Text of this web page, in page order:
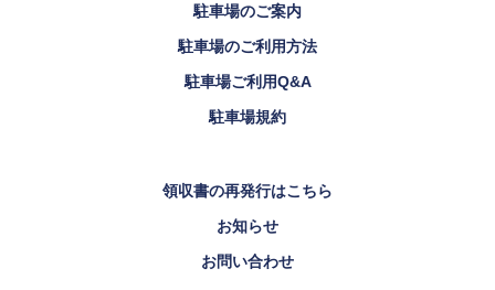
駐車場のご案内
駐車場のご利用方法
駐車場ご利用Q&A
駐車場規約
領収書の再発行はこちら
お知らせ
お問い合わせ